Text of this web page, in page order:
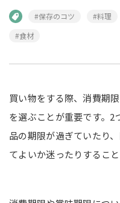
#保存のコツ #料理
#食材
買い物をする際、消費期
を選ぶことが重要です。2
品の期限が過ぎていたり
てよいか迷ったりすること